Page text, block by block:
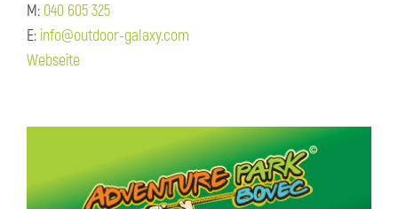
M: 040 605 325
E: info@outdoor-galaxy.com
Webseite